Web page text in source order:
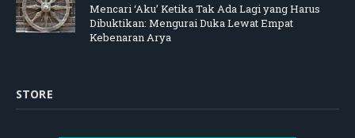
Mencari ‘Aku’ Ketika Tak Ada Lagi yang Harus
Dibuktikan: Mengurai Duka Lewat Empat
Kebenaran Arya
STORE